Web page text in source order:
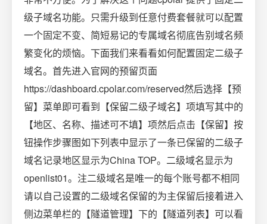
级子域名功能。只需升级到任意付费套餐就可以配置
一个固定不变、简短易记的专属域名彻底告别域名频
繁变化的烦恼。下面我们来看看如何配置固定二级子
域名。首先进入官网的预留页面
https://dashboard.cpolar.com/reserved然后选择【预
留】菜单即可看到【保留二级子域名】项填写其中的
【地区、名称、描述可不填】项然后点击【保留】按
钮操作步骤图如下列表中显示了一条已保留的二级子
域名记录地区显示为China TOP。二级域名显示为
openlist01。注二级域名是唯一的每个账号都不相同
请以自己设置的二级域名保留的为主保留后接着进入
侧边菜单栏的【隧道管理】下的【隧道列表】可以看